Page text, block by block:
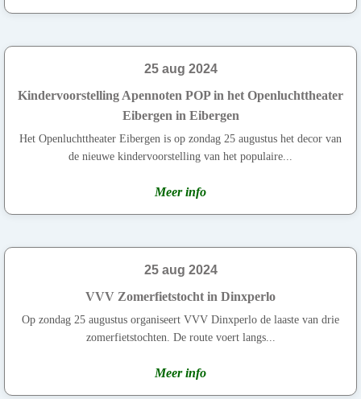
25 aug 2024
Kindervoorstelling Apennoten POP in het Openluchttheater
Eibergen in Eibergen
Het Openluchttheater Eibergen is op zondag 25 augustus het decor van
de nieuwe kindervoorstelling van het populaire...
Meer info
25 aug 2024
VVV Zomerfietstocht in Dinxperlo
Op zondag 25 augustus organiseert VVV Dinxperlo de laaste van drie
zomerfietstochten. De route voert langs...
Meer info